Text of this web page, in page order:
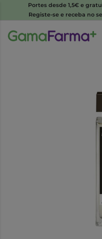
Portes desde 1,5€ e
Registe-se e receba no